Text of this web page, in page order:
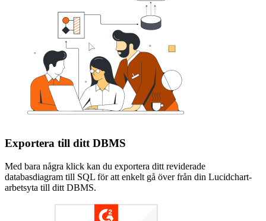
Exportera till ditt DBMS
Med bara några klick kan du exportera ditt reviderade
databasdiagram till SQL för att enkelt gå över från din Lucidchart-
arbetsyta till ditt DBMS.